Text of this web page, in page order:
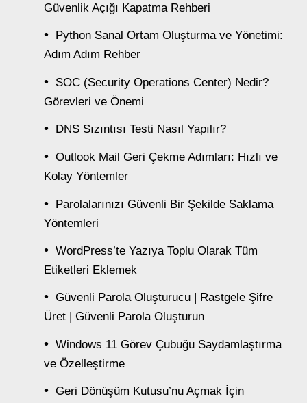
Güvenlik Açığı Kapatma Rehberi
Python Sanal Ortam Oluşturma ve Yönetimi:
Adım Adım Rehber
SOC (Security Operations Center) Nedir?
Görevleri ve Önemi
DNS Sızıntısı Testi Nasıl Yapılır?
Outlook Mail Geri Çekme Adımları: Hızlı ve
Kolay Yöntemler
Parolalarınızı Güvenli Bir Şekilde Saklama
Yöntemleri
WordPress’te Yazıya Toplu Olarak Tüm
Etiketleri Eklemek
Güvenli Parola Oluşturucu | Rastgele Şifre
Üret | Güvenli Parola Oluşturun
Windows 11 Görev Çubuğu Saydamlaştırma
ve Özelleştirme
Geri Dönüşüm Kutusu’nu Açmak İçin